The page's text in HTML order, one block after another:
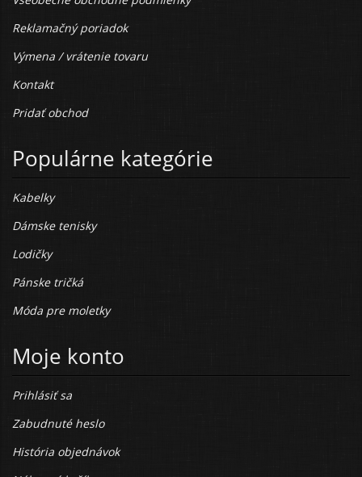
Reklamačný poriadok
Výmena / vrátenie tovaru
Kontakt
Pridať obchod
Populárne kategórie
Kabelky
Dámske tenisky
Lodičky
Pánske tričká
Móda pre moletky
Moje konto
Prihlásiť sa
Zabudnuté heslo
História objednávok